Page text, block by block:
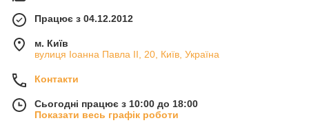
Працює з 04.12.2012
м. Київ
вулиця Іоанна Павла ІІ, 20, Київ, Україна
Контакти
Сьогодні працює з 10:00 до 18:00
Показати весь графік роботи